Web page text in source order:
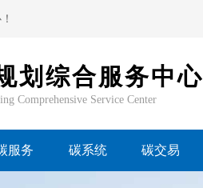
划综合服务中心
Comprehensive Service Center
服务 碳系统 碳交易